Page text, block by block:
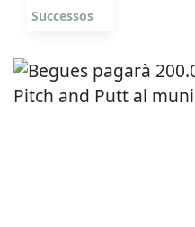
Successos